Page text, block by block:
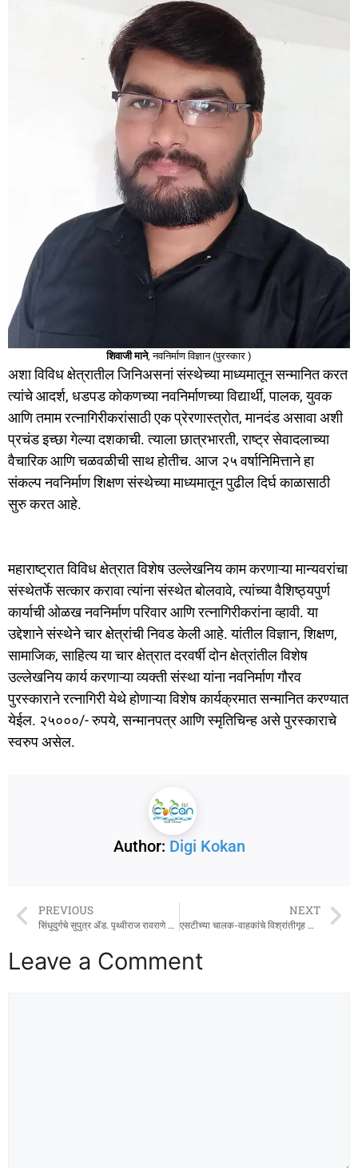
शिवाजी माने, नवनिर्माण विज्ञान (पुरस्कार )
अशा विविध क्षेत्रातील जिनिअसनां संस्थेच्या माध्यमातून सन्मानित करत
त्यांचे आदर्श, धडपड कोकणच्या नवनिर्माणच्या विद्यार्थी, पालक, युवक
आणि तमाम रत्नागिरीकरांसाठी एक प्रेरणास्त्रोत, मानदंड असावा अशी
प्रचंड इच्छा गेल्या दशकाची. त्याला छात्रभारती, राष्ट्र सेवादलाच्या
वैचारिक आणि चळवळीची साथ होतीच. आज २५ वर्षानिमित्ताने हा
संकल्प नवनिर्माण शिक्षण संस्थेच्या माध्यमातून पुढील दिर्घ काळासाठी
सुरु करत आहे.
महाराष्ट्रात विविध क्षेत्रात विशेष उल्लेखनिय काम करणाऱ्या मान्यवरांचा
संस्थेतर्फे सत्कार करावा त्यांना संस्थेत बोलवावे, त्यांच्या वैशिष्ठ्यपुर्ण
कार्याची ओळख नवनिर्माण परिवार आणि रत्नागिरीकरांना व्हावी. या
उद्देशाने संस्थेने चार क्षेत्रांची निवड केली आहे. यांतील विज्ञान, शिक्षण,
सामाजिक, साहित्य या चार क्षेत्रात दरवर्षी दोन क्षेत्रांतील विशेष
उल्लेखनिय कार्य करणाऱ्या व्यक्ती संस्था यांना नवनिर्माण गौरव
पुरस्काराने रत्नागिरी येथे होणाऱ्या विशेष कार्यक्रमात सन्मानित करण्यात
येईल. २५०००/- रुपये, सन्मानपत्र आणि स्मृतिचिन्ह असे पुरस्काराचे
स्वरुप असेल.
Author: Digi Kokan
PREVIOUS
सिंधुदुर्गचे सुपुत्र ॲड. पृथ्वीराज रावराणे यांना लंडनच्या विद्यापिठाकडून एलएलएम पदवी
NEXT
एसटीच्या चालक-वाहकांचे विश्रांतीगृह झाले ‘ठंडा ठंडा कूल कूल’
Leave a Comment